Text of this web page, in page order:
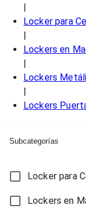
Locker para
Lockers en
Lockers
Lockers
Subcategorías
Locker para
Lockers en